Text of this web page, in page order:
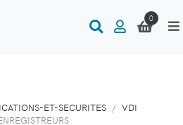
0
ET-SECURITES
VDI